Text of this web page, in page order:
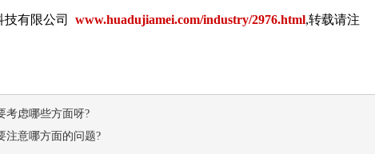
技有限公司 www.huadujiamei.com/industry/2976.html,转载请注
考虑哪些方面呀?
注意哪方面的问题?